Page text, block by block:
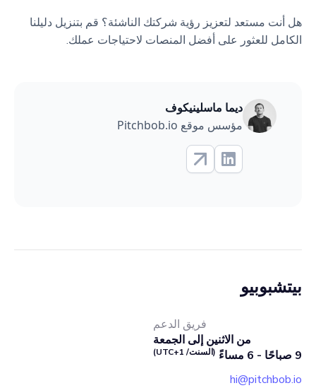
هل أنت مستعد لتعزيز رؤية شركتك الناشئة؟ قم بتنزيل دليلنا
الكامل للعثور على أفضل المنصات لاحتياجات عملك.
ديما ماسلينيكوف
مؤسس موقع Pitchbob.io
بيتشبوبيو
فريق الدعم
من الاثنين إلى الجمعة
9 صباحًا - 6 مساءً
(السنت/ UTC+1)
hi@pitchbob.io